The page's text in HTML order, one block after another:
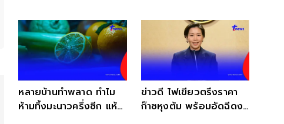
หลายบ้านทำพลาด ทำไม
ห้ามทิ้งมะนาวครึ่งซีก แห้ง
ข่าวดี ไฟเขียวตรึงราคา
ก๊าซหุงต้ม พร้อมอัดฉีดงบ